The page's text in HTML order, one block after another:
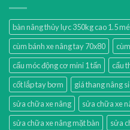
bàn nâng thủy lực 350kg cao 1.5
cùm bánh xe nâng tay 70x80
cẩu móc động cơ mini 1 tấn
cẩu
cốt lắp tay bơm
giá thang nâng
sửa chữa xe nâng
sửa chữa xe
sửa chữa xe nâng mặt bàn
sửa